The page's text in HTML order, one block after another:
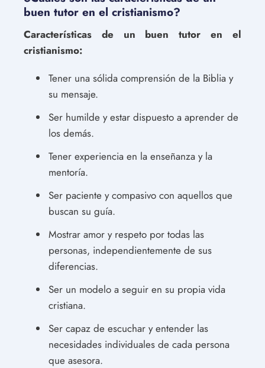
buen tutor en el cristianismo?
Características de un buen tutor en el
cristianismo:
Tener una sólida comprensión de la Biblia y
su mensaje.
Ser humilde y estar dispuesto a aprender de
los demás.
Tener experiencia en la enseñanza y la
mentoría.
Ser paciente y compasivo con aquellos que
buscan su guía.
Mostrar amor y respeto por todas las
personas, independientemente de sus
diferencias.
Ser un modelo a seguir en su propia vida
cristiana.
Ser capaz de escuchar y entender las
necesidades individuales de cada persona
que asesora.